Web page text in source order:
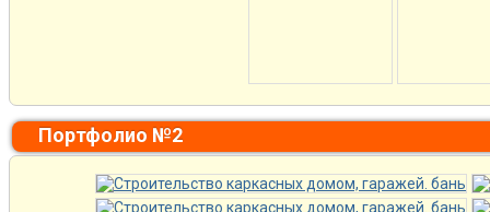
Портфолио №2